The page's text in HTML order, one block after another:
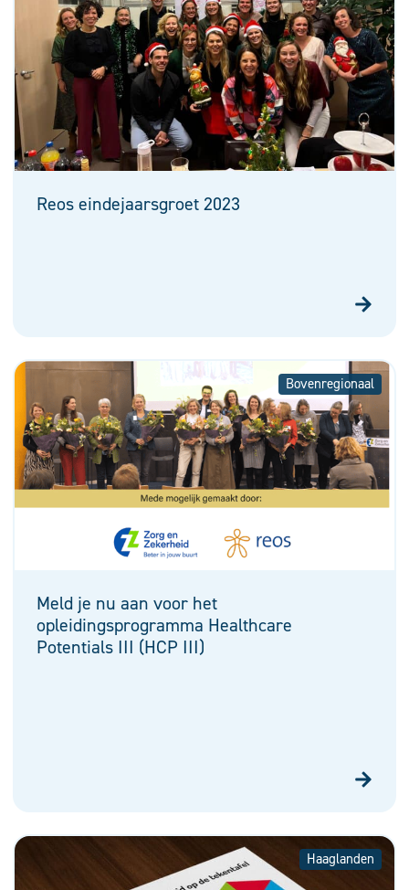
Reos eindejaarsgroet 2023
Bovenregionaal
Meld je nu aan voor het
opleidingsprogramma Healthcare
Potentials III (HCP III)
Haaglanden